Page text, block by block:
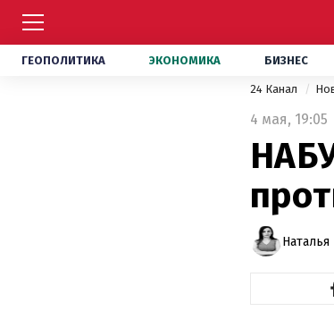
ГЕОПОЛИТИКА ЭКОНОМИКА БИЗНЕС
24 Канал
4 мая, 19:05